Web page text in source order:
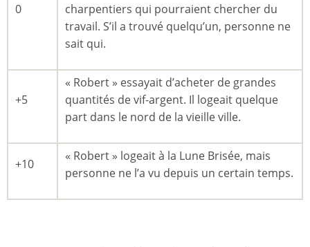
0
charpentiers qui pourraient chercher du
travail. S’il a trouvé quelqu’un, personne ne
sait qui.
+5
« Robert » essayait d’acheter de grandes
quantités de vif-argent. Il logeait quelque
part dans le nord de la vieille ville.
+10
« Robert » logeait à la Lune Brisée, mais
personne ne l’a vu depuis un certain temps.